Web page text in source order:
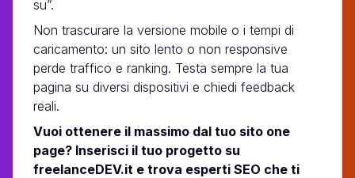
su”.
Non trascurare la versione mobile o i tempi di
caricamento: un sito lento o non responsive
perde traffico e ranking. Testa sempre la tua
pagina su diversi dispositivi e chiedi feedback
reali.
Vuoi ottenere il massimo dal tuo sito one
page? Inserisci il tuo progetto su
freelanceDEV.it e trova esperti SEO che ti